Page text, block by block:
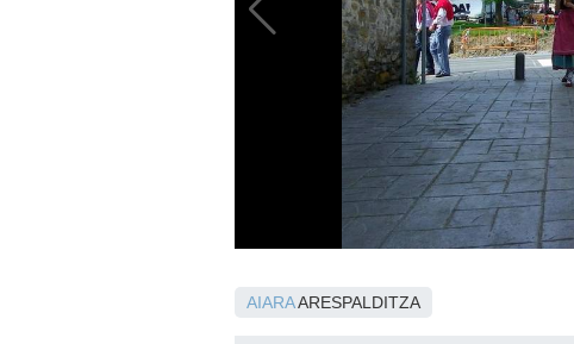
AIARAARESPALDITZA